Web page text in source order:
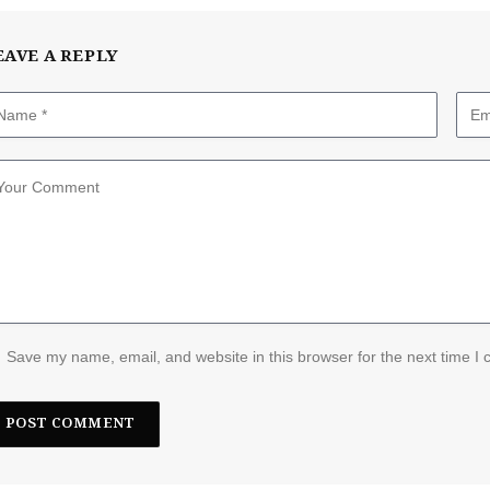
A REPLY
Save my name, email, and website in this browser for the next time I